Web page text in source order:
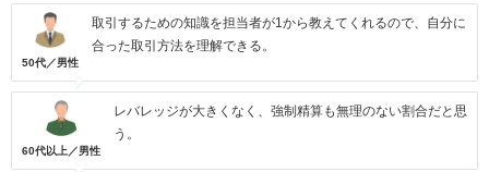
50代／男性
取引するための知識を担当者が1から教えてくれるので、自分に
合った取引方法を理解できる。
60代以上／男性
レバレッジが大きくなく、強制精算も無理のない割合だと思
う。